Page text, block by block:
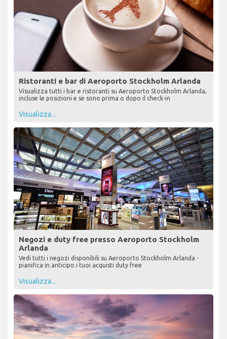
Ristoranti e bar di Aeroporto Stockholm Arlanda
Visualizza tutti i bar e ristoranti su Aeroporto Stockholm Arlanda,
incluse le posizioni e se sono prima o dopo il check-in
Visualizza...
Negozi e duty free presso Aeroporto Stockholm
Arlanda
Vedi tutti i negozi disponibili su Aeroporto Stockholm Arlanda -
pianifica in anticipo i tuoi acquisti duty free
Visualizza...